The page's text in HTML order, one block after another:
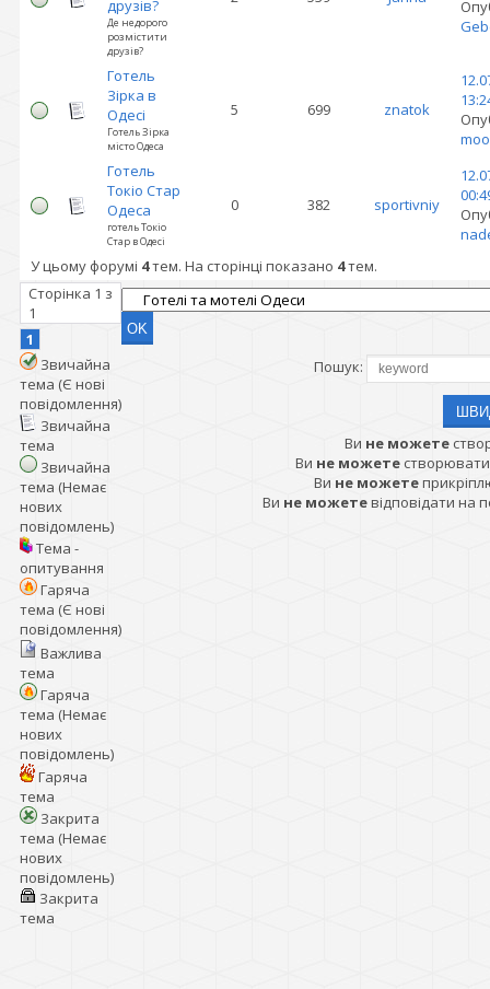
друзів?
Де недорого
розмістити
друзів?
Готель
Зірка в
Одесі
Готель Зірка
місто Одеса
5 699 znatok
Готель
Токіо Стар
Одеса
готель Токіо
Стар в Одесі
0 382 sportivniy
У цьому форумі 4тем. На сторінці показано 4тем.
Сторінка 1 з
1
1
Звичайна
тема (Є нові
повідомлення)
Звичайна
тема
Звичайна
тема (Немає
нових
повідомлень)
Тема -
опитування
Гаряча
тема (Є нові
повідомлення)
Важлива
тема
Гаряча
тема (Немає
нових
повідомлень)
Гаряча
тема
Закрита
тема (Немає
нових
повідомлень)
Закрита
тема
Пошук:
Ви не можете
Ви не можете
Ви не можете
Ви не можетевідповідати на